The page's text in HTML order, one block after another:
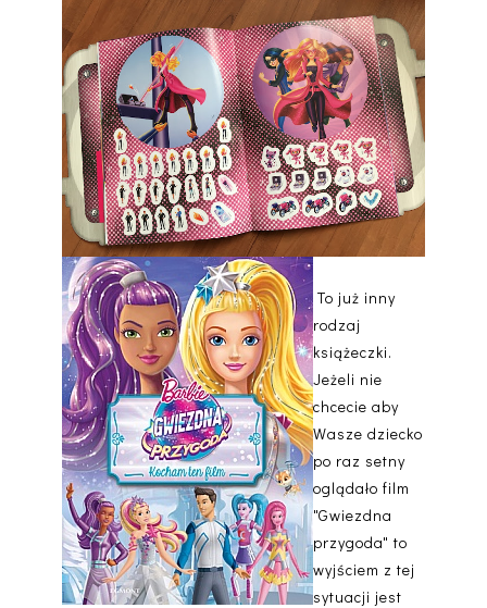
To już inny
rodzaj
książeczki.
Jeżeli nie
chcecie aby
Wasze dziecko
po raz setny
oglądało film
"Gwiezdna
przygoda" to
wyjściem z tej
sytuacji jest